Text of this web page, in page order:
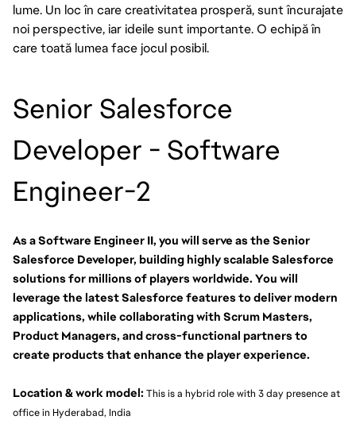
lume. Un loc în care creativitatea prosperă, sunt încurajate
noi perspective, iar ideile sunt importante. O echipă în
care toată lumea face jocul posibil.
Senior Salesforce
Developer - Software
Engineer-2
As a Software Engineer II, you will serve as the Senior
Salesforce Developer, building highly scalable Salesforce
solutions for millions of players worldwide. You will
leverage the latest Salesforce features to deliver modern
applications, while collaborating with Scrum Masters,
Product Managers, and cross-functional partners to
create products that enhance the player experience.
Location & work model: This is a hybrid role with 3 day presence at
office in Hyderabad, India